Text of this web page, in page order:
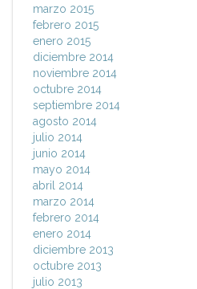
marzo 2015
febrero 2015
enero 2015
diciembre 2014
noviembre 2014
octubre 2014
septiembre 2014
agosto 2014
julio 2014
junio 2014
mayo 2014
abril 2014
marzo 2014
febrero 2014
enero 2014
diciembre 2013
octubre 2013
julio 2013